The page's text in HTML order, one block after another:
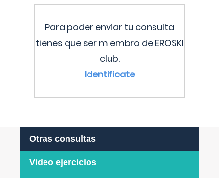
Para poder enviar tu consulta
tienes que ser miembro de EROSKI
club.
Identificate
Otras consultas
Video ejercicios